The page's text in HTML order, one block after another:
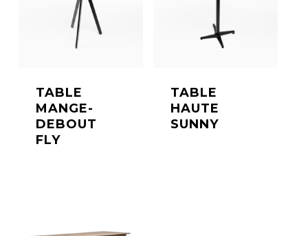
TABLE
MANGE-
DEBOUT
FLY
TABLE
HAUTE
SUNNY